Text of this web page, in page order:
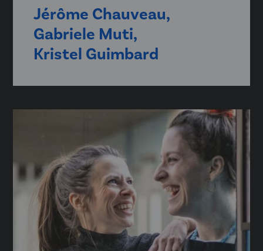
Jérôme Chauveau,
Gabriele Muti,
Kristel Guimbard